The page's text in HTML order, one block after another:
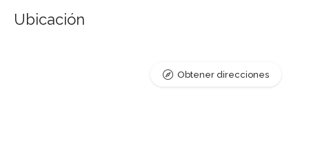
Ubicación
Obtener direcciones